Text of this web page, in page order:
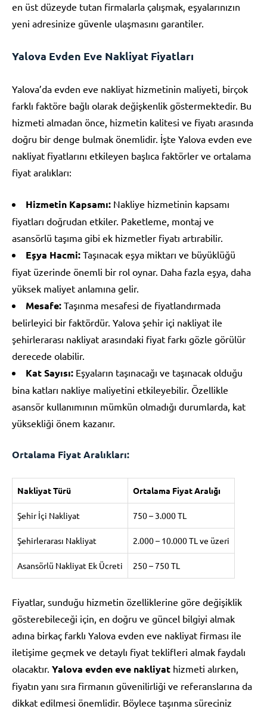
en üst düzeyde tutan firmalarla çalışmak, eşyalarınızın
yeni adresinize güvenle ulaşmasını garantiler.
Yalova Evden Eve Nakliyat Fiyatları
Yalova’da evden eve nakliyat hizmetinin maliyeti, birçok
farklı faktöre bağlı olarak değişkenlik göstermektedir. Bu
hizmeti almadan önce, hizmetin kalitesi ve fiyatı arasında
doğru bir denge bulmak önemlidir. İşte Yalova evden eve
nakliyat fiyatlarını etkileyen başlıca faktörler ve ortalama
fiyat aralıkları:
Hizmetin Kapsamı: Nakliye hizmetinin kapsamı
fiyatları doğrudan etkiler. Paketleme, montaj ve
asansörlü taşıma gibi ek hizmetler fiyatı artırabilir.
Eşya Hacmi: Taşınacak eşya miktarı ve büyüklüğü
fiyat üzerinde önemli bir rol oynar. Daha fazla eşya, daha
yüksek maliyet anlamına gelir.
Mesafe: Taşınma mesafesi de fiyatlandırmada
belirleyici bir faktördür. Yalova şehir içi nakliyat ile
şehirlerarası nakliyat arasındaki fiyat farkı gözle görülür
derecede olabilir.
Kat Sayısı: Eşyaların taşınacağı ve taşınacak olduğu
bina katları nakliye maliyetini etkileyebilir. Özellikle
asansör kullanımının mümkün olmadığı durumlarda, kat
yüksekliği önem kazanır.
Ortalama Fiyat Aralıkları:
Nakliyat Türü Ortalama Fiyat Aralığı
Şehir İçi Nakliyat 750 – 3.000 TL
Şehirlerarası Nakliyat 2.000 – 10.000 TL ve üzeri
Asansörlü Nakliyat Ek Ücreti 250 – 750 TL
Fiyatlar, sunduğu hizmetin özelliklerine göre değişiklik
gösterebileceği için, en doğru ve güncel bilgiyi almak
adına birkaç farklı Yalova evden eve nakliyat firması ile
iletişime geçmek ve detaylı fiyat teklifleri almak faydalı
olacaktır. Yalova evden eve nakliyat hizmeti alırken,
fiyatın yanı sıra firmanın güvenilirliği ve referanslarına da
dikkat edilmesi önemlidir. Böylece taşınma süreciniz